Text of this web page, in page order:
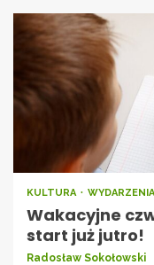
KULTURA WYDARZENIA
Wakacyjne
start już jutro!
Radosław Sokołowski